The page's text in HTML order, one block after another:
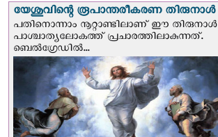
യേശുവിന്റെ രൂപാന്തരീകരണ തിരുനാള്‍
പതിനൊന്നാം നൂറ്റാണ്ടിലാണ് ഈ തിരുനാള്‍
പാശ്ചാത്യലോകത്ത് പ്രചാരത്തിലാകുന്നത്.
ബെല്‍ഗ്രേഡില്‍...